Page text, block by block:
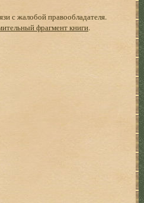
с жалобой правообладателя.
фрагмент книги.